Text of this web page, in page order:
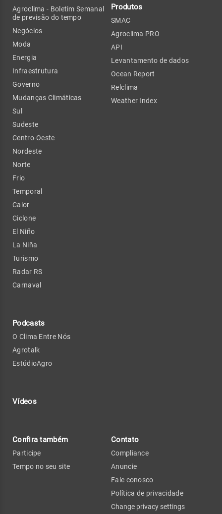
Agroclima - Boletim Semanal
de previsão do tempo
Negócios
Moda
Energia
Infraestrutura
Governo
Mudanças Climáticas
Sul
Sudeste
Centro-Oeste
Nordeste
Norte
Frio
Temporal
Calor
Ciclone
El Niño
La Niña
Turismo
Radar RS
Carnaval
Podcasts
O Clima Entre Nós
Agrotalk
EstúdioAgro
Vídeos
Produtos
SMAC
Agroclima PRO
API
Levantamento de dados
Ocean Report
Relclima
Weather Index
Confira também
Participe
Tempo no seu site
Contato
Compliance
Anuncie
Fale conosco
Política de privacidade
Change privacy settings